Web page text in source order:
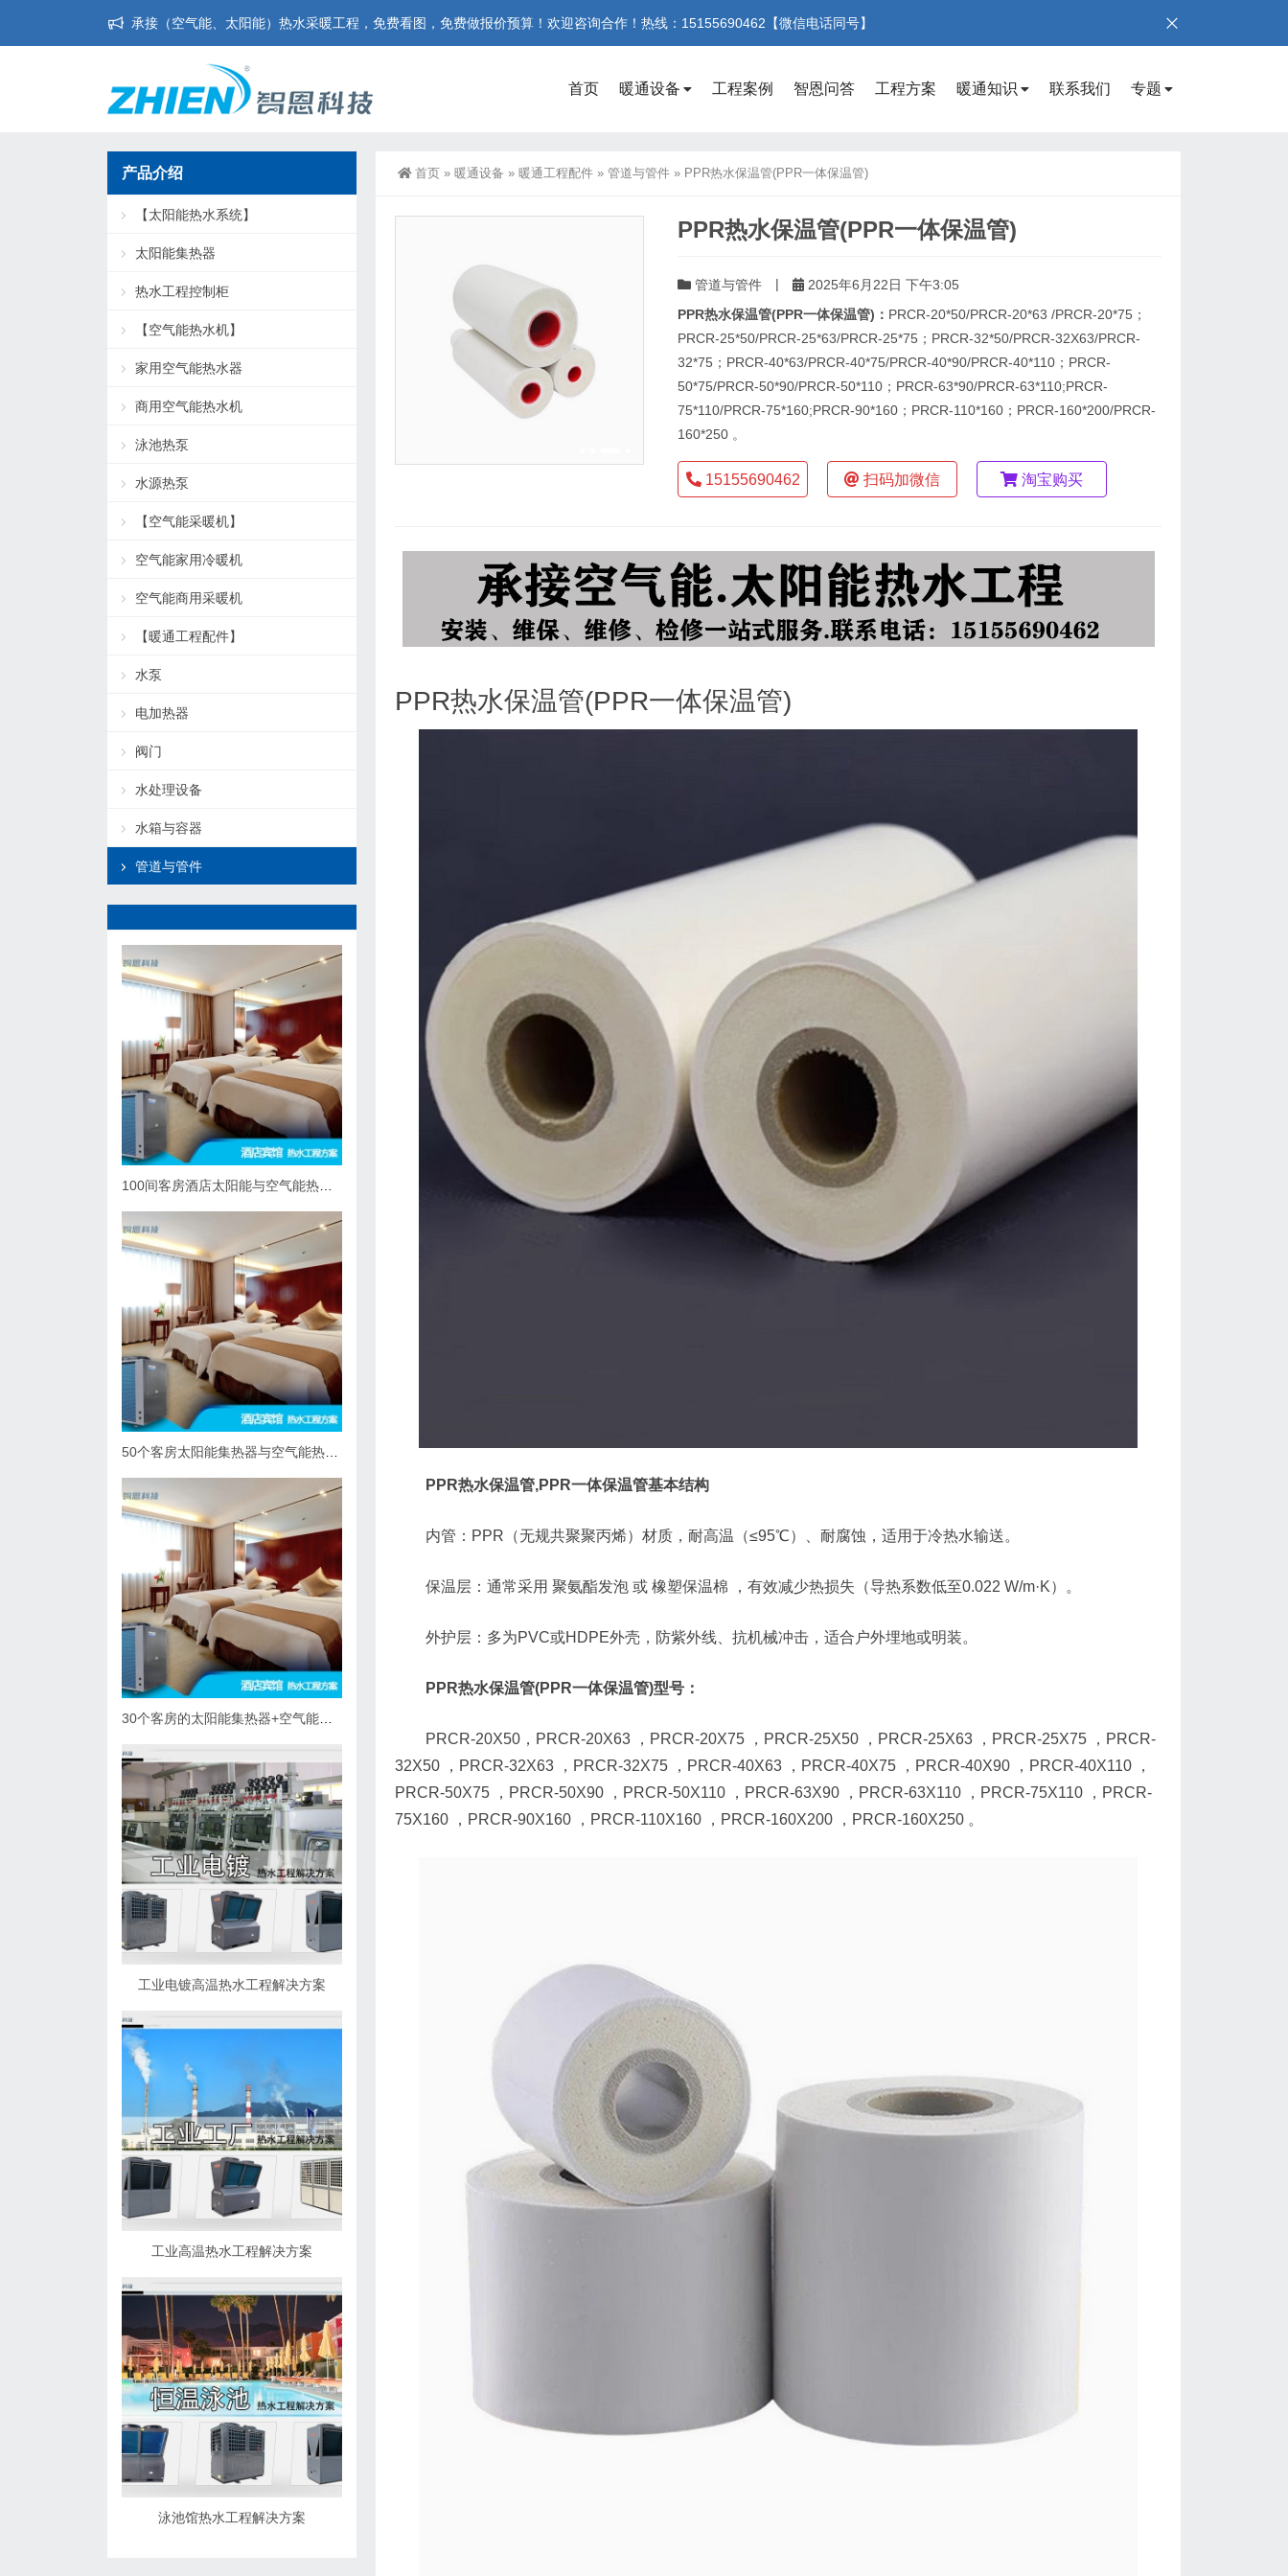
承接（空气能、太阳能）热水采暖工程，免费看图，免费做报价预算！欢迎咨询合作！热线：15155690462【微信电话同号】
首页 暖通设备 工程案例 智恩问答 工程方案 暖通知识 联系我们 专题
首页 » 暖通设备 » 暖通工程配件 » 管道与管件 » PPR热水保温管(PPR一体保温管)
PPR热水保温管(PPR一体保温管)
管道与管件 |
2025年6月22日 下午3:05
PPR热水保温管(PPR一体保温管)： PRCR-20*50/PRCR-20*63 /PRCR-20*75；
PRCR-25*50/PRCR-25*63/PRCR-25*75；PRCR-32*50/PRCR-32X63/PRCR-
32*75；PRCR-40*63/PRCR-40*75/PRCR-40*90/PRCR-40*110；PRCR-
50*75/PRCR-50*90/PRCR-50*110；PRCR-63*90/PRCR-63*110;PRCR-
75*110/PRCR-75*160;PRCR-90*160；PRCR-110*160；PRCR-160*200/PRCR-
160*250 。
15155690462 扫码加微信 淘宝购买
PPR热水保温管(PPR一体保温管)
PPR热水保温管,PPR一体保温管基本结构
内管：PPR（无规共聚聚丙烯）材质，耐高温（≤95℃）、耐腐蚀，适用于冷热水输送。
保温层：通常采用 聚氨酯发泡 或 橡塑保温棉 ，有效减少热损失（导热系数低至0.022 W/m·K）。
外护层：多为PVC或HDPE外壳，防紫外线、抗机械冲击，适合户外埋地或明装。
PPR热水保温管(PPR一体保温管)型号：
PRCR-20X50，PRCR-20X63 ，PRCR-20X75 ，PRCR-25X50 ，PRCR-25X63 ，PRCR-25X75 ，PRCR-
32X50 ，PRCR-32X63 ，PRCR-32X75 ，PRCR-40X63 ，PRCR-40X75 ，PRCR-40X90 ，PRCR-40X110 ，
PRCR-50X75 ，PRCR-50X90 ，PRCR-50X110 ，PRCR-63X90 ，PRCR-63X110 ，PRCR-75X110 ，PRCR-
75X160 ，PRCR-90X160 ，PRCR-110X160 ，PRCR-160X200 ，PRCR-160X250 。
产品介绍
【太阳能热水系统】
太阳能集热器
热水工程控制柜
【空气能热水机】
家用空气能热水器
商用空气能热水机
泳池热泵
水源热泵
【空气能采暖机】
空气能家用冷暖机
空气能商用采暖机
【暖通工程配件】
水泵
电加热器
阀门
水处理设备
水箱与容器
管道与管件
工业电镀高温热水工程解决方案
工业高温热水工程解决方案
泳池馆热水工程解决方案